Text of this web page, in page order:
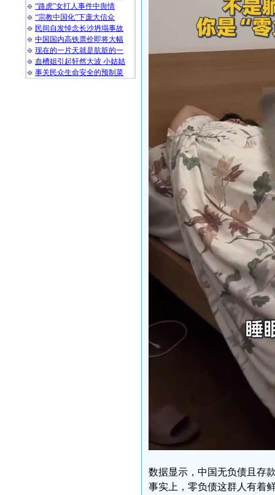
“路虎”女打人事件中舆情
“宗教中国化”下庞大信众
民间自发悼念长沙坍塌事故
中国国内高铁票价即将大幅
现在的一片天就是肮脏的一
血槽姐引起轩然大波 小姑姑
事关民众生命安全的预制菜
数据显示，中国无负债且存
事实上，零负债这群人有着